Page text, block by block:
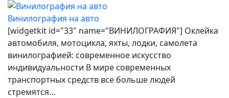
Винилография на авто
[widgetkit id="33" name="ВИНИЛОГРАФИЯ"] Оклейка
автомобиля, мотоцикла, яхты, лодки, самолета
винилографией: современное искусство
индивидуальности В мире современных
транспортных средств все больше людей
стремятся…